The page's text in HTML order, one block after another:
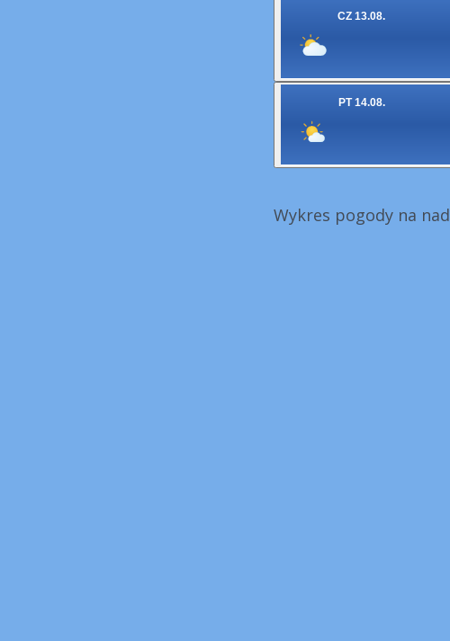
CZ 13.08.
PT 14.08.
Wykres pogody na